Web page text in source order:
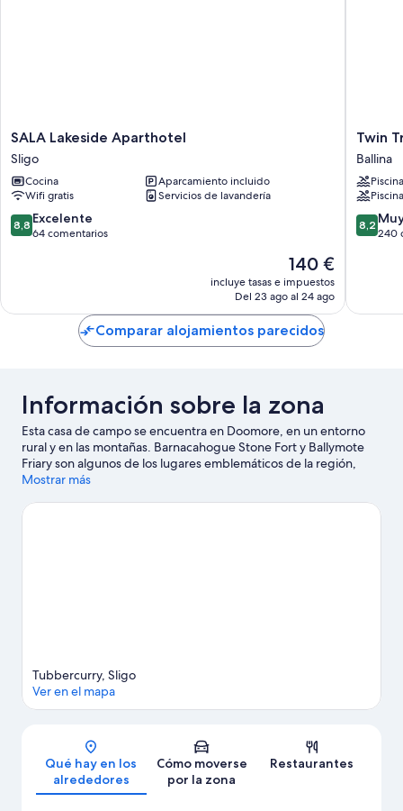
SALA
Lakeside
Aparthotel
Sligo
SALA Lakeside Aparthotel
Sligo
Cocina
Aparcamiento incluido
Wifi gratis
Servicios de lavandería
8.8
sobre
8,8 Excelente
64 comentarios
El
precio
actual
de
140 €
140 €
incluye tasas e impuestos
Del 23 ago al 24 ago
Twin
Trees
Hotel
&
Brusna
Falls
Leisure
Twin
Ballina
Piscina
8.2
sobre
8,2
240
Comparar alojamientos parecidos
Información sobre la zona
Esta casa de campo se encuentra en Doomore, en un entorno
rural y en las montañas. Barnacahogue Stone Fort y Ballymote
Friary son algunos de los lugares emblemáticos de la región,
cuya belleza natural puedes admirar en Cloonakillina Lough y
merecen la pena. Tendrás la oportunidad de disfrutar del agua
Mostrar más
Mapa
Tubbercurry, Sligo
Ver en el mapa
Qué hay en los
alrededores
Cómo moverse
por la zona
Restaurantes